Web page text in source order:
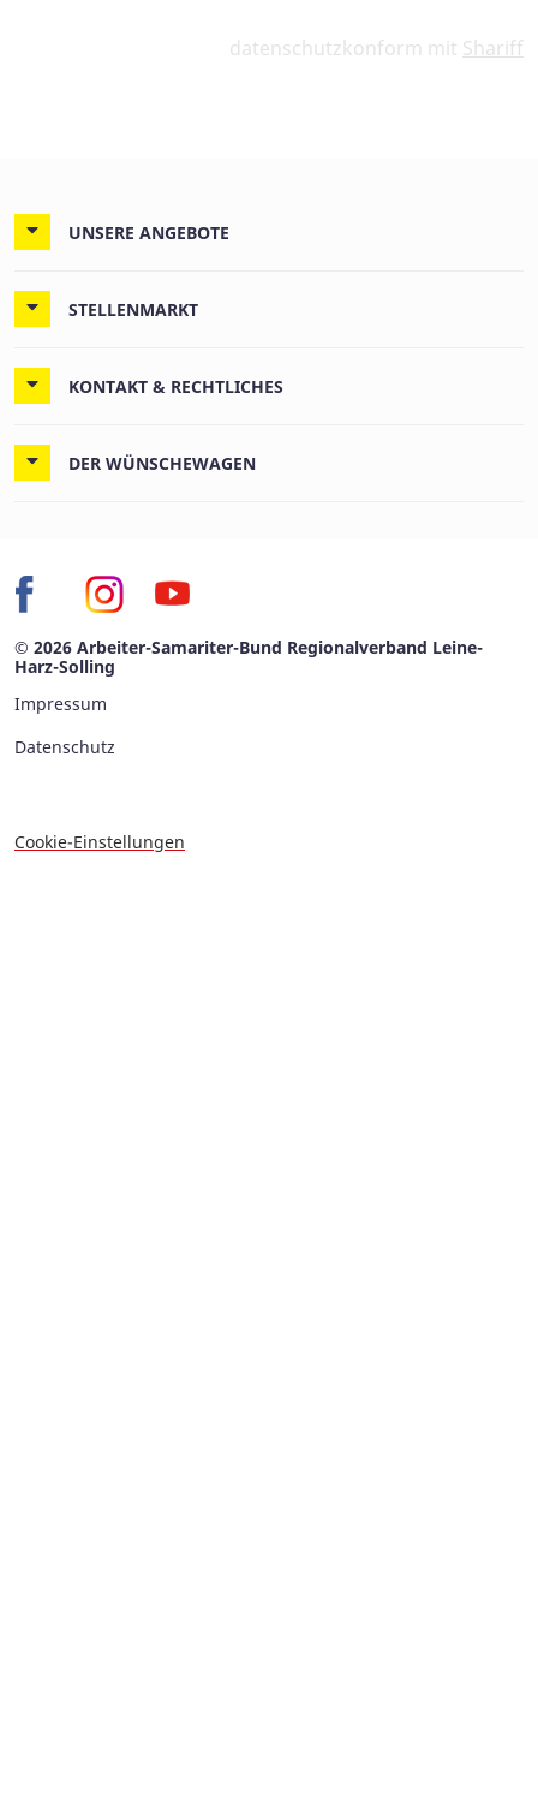
datenschutzkonform mit Shariff
UNSERE ANGEBOTE
STELLENMARKT
KONTAKT & RECHTLICHES
DER WÜNSCHEWAGEN
© 2026 Arbeiter-Samariter-Bund Regionalverband Leine-
Harz-Solling
Impressum
Datenschutz
Cookie-Einstellungen